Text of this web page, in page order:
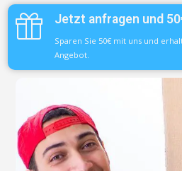
Jetzt anfragen und
Sparen Sie 50€ mit uns und
Angebot.